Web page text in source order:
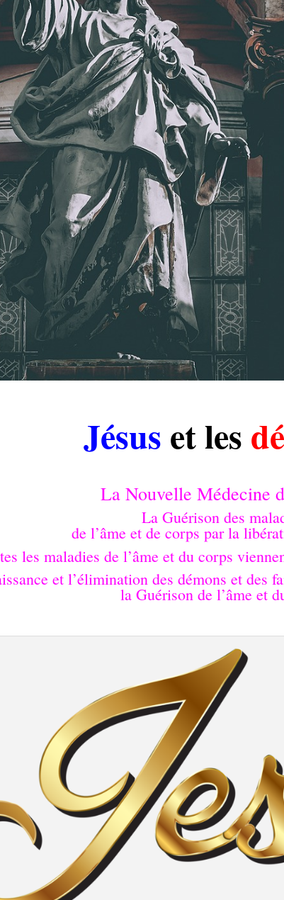
Jésus et les
La Nouvelle Médecine
La Guérison des
de l’âme et de corps par la
les maladies de l’âme et du corps
et l’élimination des démons et des
la Guérison de l’âme et